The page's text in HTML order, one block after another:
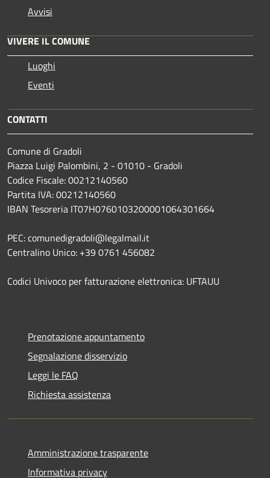
Avvisi
VIVERE IL COMUNE
Luoghi
Eventi
CONTATTI
Comune di Gradoli
Piazza Luigi Palombini, 2 - 01010 - Gradoli
Codice Fiscale: 00212140560
Partita IVA: 00212140560
IBAN Tesoreria IT07H0760103200001064301664
PEC: comunedigradoli@legalmail.it
Centralino Unico: +39 0761 456082
Codici Univoco per fatturazione elettronica: UFTAUU
Prenotazione appuntamento
Segnalazione disservizio
Leggi le FAQ
Richiesta assistenza
Amministrazione trasparente
Informativa privacy